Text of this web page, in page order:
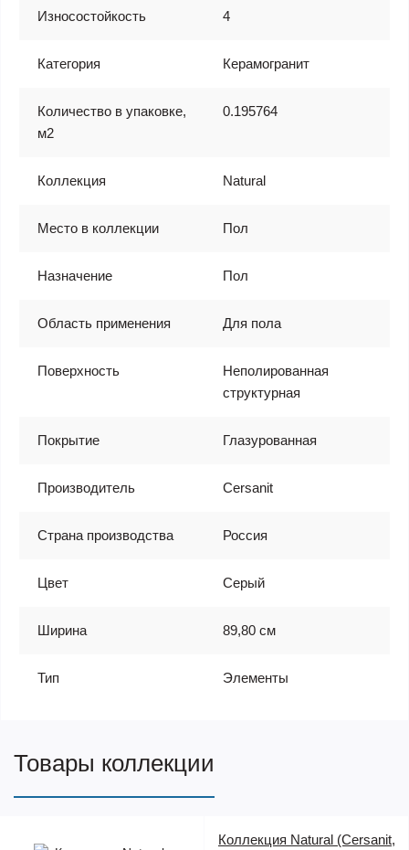
Износостойкость 4
Категория Керамогранит
Количество в упаковке,
м2
0.195764
Коллекция Natural
Место в коллекции Пол
Назначение Пол
Область применения Для пола
Поверхность
Неполированная
структурная
Покрытие Глазурованная
Производитель Cersanit
Страна производства Россия
Цвет Серый
Ширина 89,80 см
Тип Элементы
Товары коллекции
Коллекция Natural (Cersanit,